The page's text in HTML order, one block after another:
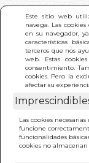
Este sitio web
navega. Las
en su navegador,
características
terceros que nos
web. Estas
consentimiento.
cookies. Pero la
afectar su
Las cookies
funcione
funcionalidades
cookies no
INICIO >